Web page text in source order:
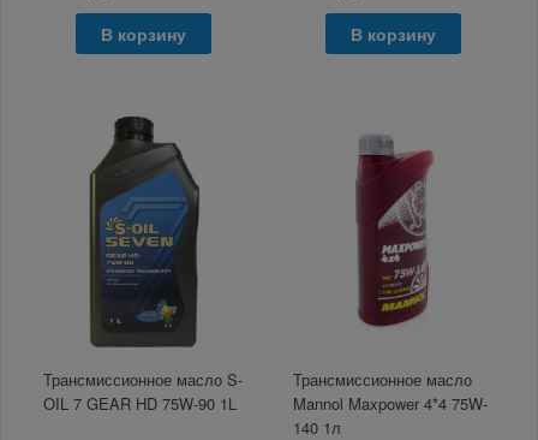
В корзину В корзину
Трансмиссионное масло S-
OIL 7 GEAR HD 75W-90 1L
Трансмиссионное масло
Mannol Maxpower 4*4 75W-
140 1л